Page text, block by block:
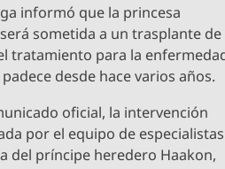
informó que la princesa
sometida a un trasplante de
tratamiento para la
desde hace varios años.
oficial, la intervención
por el equipo de especialistas
del príncipe heredero Haakon,